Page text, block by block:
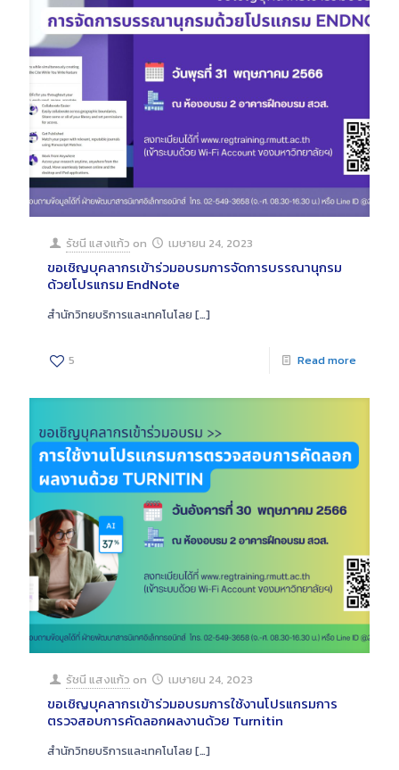
รัชนี แสงแก้ว on เมษายน 24, 2023
ขอเชิญบุคลากรเข้าร่วมอบรมการจัดการบรรณานุกรม
ด้วยโปรแกรม EndNote
สำนักวิทยบริการและเทคโนโลย […]
5 Read more
รัชนี แสงแก้ว on เมษายน 24, 2023
ขอเชิญบุคลากรเข้าร่วมอบรมการใช้งานโปรแกรมการ
ตรวจสอบการคัดลอกผลงานด้วย Turnitin
สำนักวิทยบริการและเทคโนโลย […]